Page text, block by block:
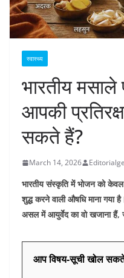
स्वास्थ्य
भारतीय
आपकी
सकते हैं?
March 14, 2026
भारतीय संस्कृति में भोजन को
शुद्ध करने वाली औषधि माना गया
असल में आयुर्वेद का वो खजाना हैं,
आप विषय-सूची खोल